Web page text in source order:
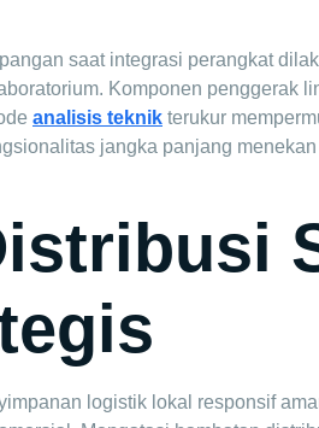
saat integrasi perangkat
Komponen penggerak
analisis teknik terukur
jangka panjang
logistik lokal responsif